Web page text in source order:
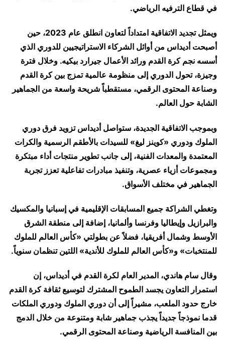
في قطاع الترفيه الرياضي.
ويمثل تجديد الاتفاقية امتداداً لتعاون انطلق عام 2023، حين
أصبحت أديداس من أوائل الشركاء الاستراتيجيين للدوري الذي
أسسه نجم كرة القدم ورائد الأعمال جيرارد بيكيه. وخلال فترة
وجيزة، تحول الدوري إلى منظومة عالمية تمزج بين كرة القدم
وصناعة المحتوى الرقمي، مستقطباً شريحة واسعة من الجماهير
الشابة حول العالم.
وبموجب الاتفاقية الجديدة، ستواصل أديداس تزويد فرق دوري
الملوك ودوري «كوينز ليغ» للسيدات بالأطقم الرسمية والكرات
المعتمدة والمعدات الفنية، إلى جانب تطوير منتجات أداء مبتكرة
ومجموعات أزياء عصرية، وتنفيذ مبادرات تفاعلية تعزز تجربة
الجماهير في مختلف الأسواق.
وتغطي الشراكة جميع المسابقات الإقليمية في إسبانيا والمكسيك
والبرازيل وإيطاليا وفرنسا وألمانيا، إضافة إلى منطقة الشرق
الأوسط وشمال أفريقيا، فضلاً عن بطولتي «كأس العالم للملوك
للمنتخبات» و«كأس العالم للملوك للأندية» اللتين تنظمان سنوياً.
وقال سام هاندي، المدير العام لكرة القدم في أديداس، إن
استمرار التعاون يجسد الطموح المشترك لتوسيع ثقافة كرة القدم
خارج حدود الملعب، مشيراً إلى أن دوري الملوك ودوري الملكات
قدما نموذجاً جديداً يجذب جماهير شابة ومتنوعة من خلال الدمج
بين المنافسة الرياضية وصناعة المحتوى الرقمي.